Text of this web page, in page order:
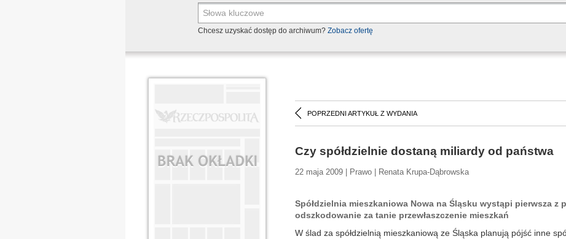
Chcesz uzyskać dostęp do archiwum? Zobacz ofertę
POPRZEDNI ARTYKUŁ Z WYDANIA
Czy spółdzielnie dostaną miliardy od państwa
22 maja 2009 | Prawo | Renata Krupa-Dąbrowska
Spółdzielnia mieszkaniowa Nowa na Śląsku wystąpi pierwsza z
odszkodowanie za tanie przewłaszczenie mieszkań
W ślad za spółdzielnią mieszkaniową ze Śląska planują pójść inne